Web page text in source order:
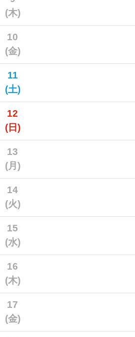
(木)
10
(金)
11
(土)
12
(日)
13
(月)
14
(火)
15
(水)
16
(木)
17
(金)